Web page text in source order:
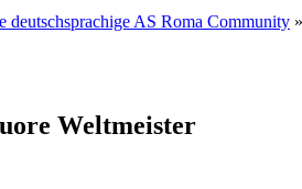
deutschsprachige AS Roma Community »
Weltmeister